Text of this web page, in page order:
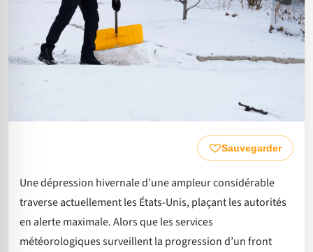
Sauvegarder
Une dépression hivernale d’une ampleur considérable
traverse actuellement les États-Unis, plaçant les autorités
en alerte maximale. Alors que les services
météorologiques surveillent la progression d’un front